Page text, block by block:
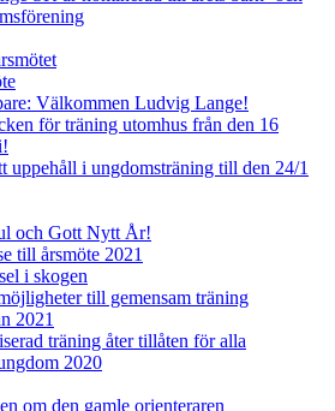
Välkommen Ludvig Lange!
för träning utomhus från den 16
uppehåll i ungdomsträning till den 24/1
och Gott Nytt År!
till årsmöte 2021
i skogen
till gemensam träning
2021
träning åter tillåten för alla
2020
om den gamle orienteraren